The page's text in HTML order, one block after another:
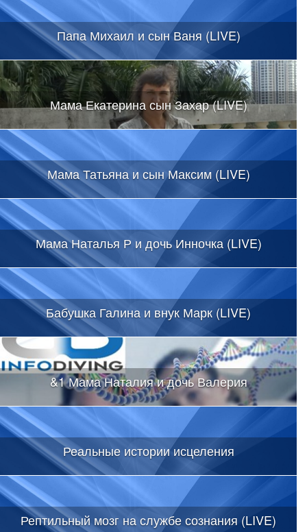
Папа Михаил и сын Ваня (LIVE)
Мама Екатерина сын Захар (LIVE)
Мама Татьяна и сын Максим (LIVE)
Мама Наталья Р и дочь Инночка (LIVE)
Бабушка Галина и внук Марк (LIVE)
&1 Мама Наталия и дочь Валерия
Реальные истории исцеления
Рептильный мозг на службе сознания (LIVE)